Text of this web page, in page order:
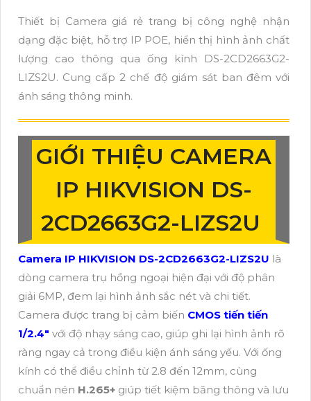
Thiết bị Camera giá rẻ trang bị công nghệ nhận
dạng đặc biệt, hỗ trợ IP POE, hiển thị hình ảnh chất
lượng cao thông qua ống kính DS-2CD2663G2-
LIZS2U. Cung cấp 2 chế độ giám sát ban đêm với
ánh sáng thông minh.
GIỚI THIỆU CAMERA
IP HIKVISION DS-
2CD2663G2-LIZS2U
Camera IP HIKVISION DS-2CD2663G2-LIZS2U là
dòng camera trụ hồng ngoại hiện đại với độ phân
giải 6MP, đem lại hình ảnh sắc nét và chi tiết.
Camera được trang bị cảm biến CMOS tiến tiến
1/2.4" với độ nhạy sáng cao, giúp ghi lại hình ảnh rõ
ràng ngay cả trong điều kiện ánh sáng yếu. Với ống
kính có thể điều chỉnh từ 2.8 đến 12mm, cùng
chuẩn nén H.265+ giúp tiết kiệm băng thông và lưu